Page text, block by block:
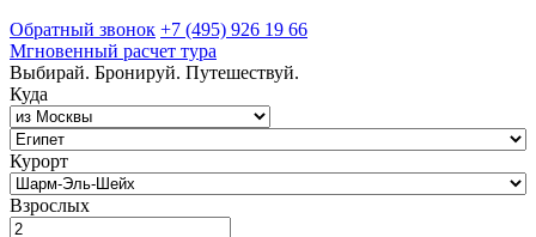
Обратный звонок +7 (495) 926 19 66
Мгновенный расчет тура
Выбирай. Бронируй. Путешествуй.
Куда
Курорт
Взрослых